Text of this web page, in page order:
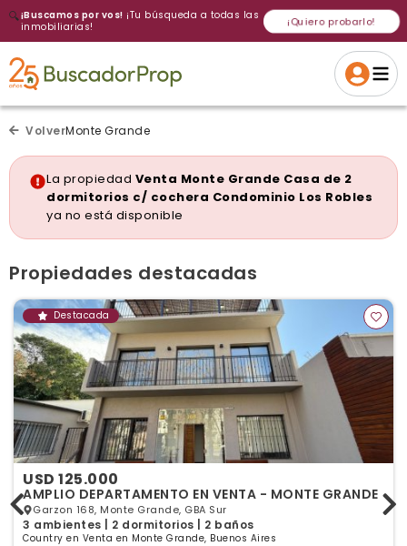
🔍¡Buscamos por vos! ¡Tu búsqueda a todas las
inmobiliarias!
¡Quiero probarlo!
Cancelar Si, eliminar
Gracias
Volver a intentar
VolverMonte Grande
La propiedad Venta Monte Grande Casa de 2
dormitorios c/ cochera Condominio Los Robles
ya no está disponible
Propiedades destacadas
Destacada
USD 125.000
AMPLIO DEPARTAMENTO EN VENTA - MONTE GRANDE
Garzon 168, Monte Grande, GBA Sur
3 ambientes | 2 dormitorios | 2 baños
Country en Venta en Monte Grande, Buenos Aires